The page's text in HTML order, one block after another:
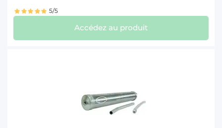
5/5
Accédez au produit